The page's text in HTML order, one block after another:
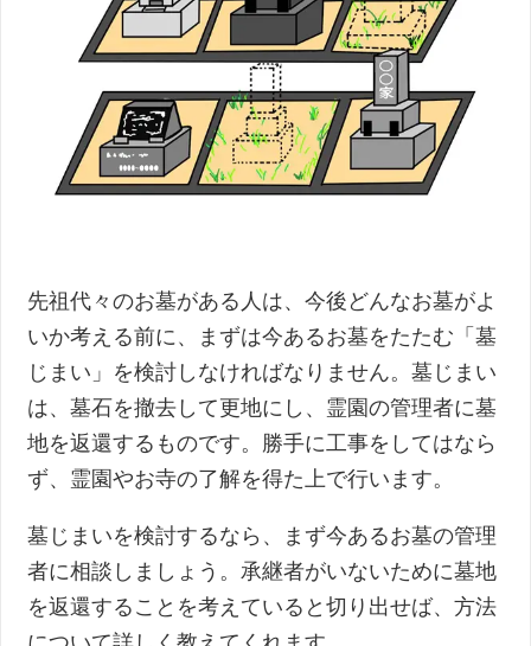
先祖代々のお墓がある人は、今後どんなお墓がよ
いか考える前に、まずは今あるお墓をたたむ「墓
じまい」を検討しなければなりません。墓じまい
は、墓石を撤去して更地にし、霊園の管理者に墓
地を返還するものです。勝手に工事をしてはなら
ず、霊園やお寺の了解を得た上で行います。
墓じまいを検討するなら、まず今あるお墓の管理
者に相談しましょう。承継者がいないために墓地
を返還することを考えていると切り出せば、方法